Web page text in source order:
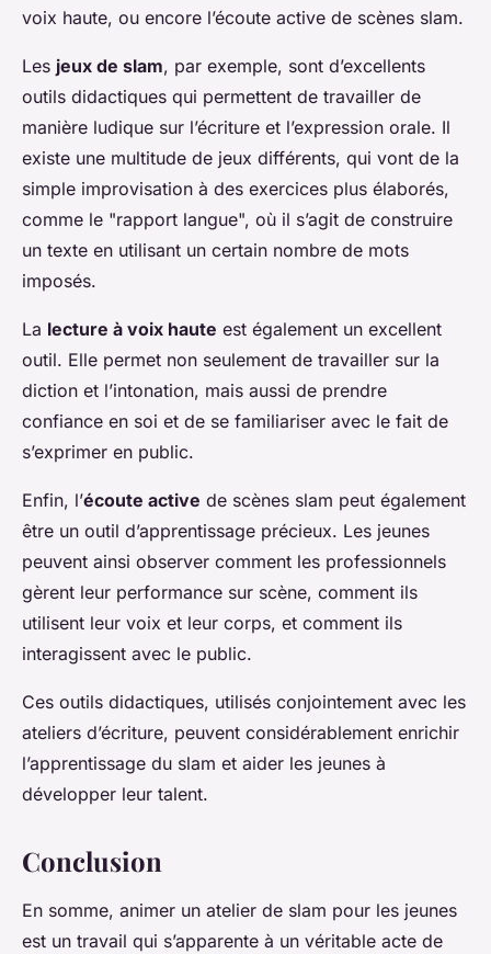
voix haute, ou encore l’écoute active de scènes slam.
Les jeux de slam, par exemple, sont d’excellents
outils didactiques qui permettent de travailler de
manière ludique sur l’écriture et l’expression orale. Il
existe une multitude de jeux différents, qui vont de la
simple improvisation à des exercices plus élaborés,
comme le "rapport langue", où il s’agit de construire
un texte en utilisant un certain nombre de mots
imposés.
La lecture à voix haute est également un excellent
outil. Elle permet non seulement de travailler sur la
diction et l’intonation, mais aussi de prendre
confiance en soi et de se familiariser avec le fait de
s’exprimer en public.
Enfin, l’écoute active de scènes slam peut également
être un outil d’apprentissage précieux. Les jeunes
peuvent ainsi observer comment les professionnels
gèrent leur performance sur scène, comment ils
utilisent leur voix et leur corps, et comment ils
interagissent avec le public.
Ces outils didactiques, utilisés conjointement avec les
ateliers d’écriture, peuvent considérablement enrichir
l’apprentissage du slam et aider les jeunes à
développer leur talent.
Conclusion
En somme, animer un atelier de slam pour les jeunes
est un travail qui s’apparente à un véritable acte de